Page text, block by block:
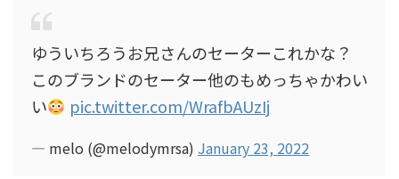
ゆういちろうお兄さんのセーターこれかな？
このブランドのセーター他のもめっちゃかわい
い
pic.twitter.com/WrafbAUzIj
— melo (@melodymrsa) January 23, 2022